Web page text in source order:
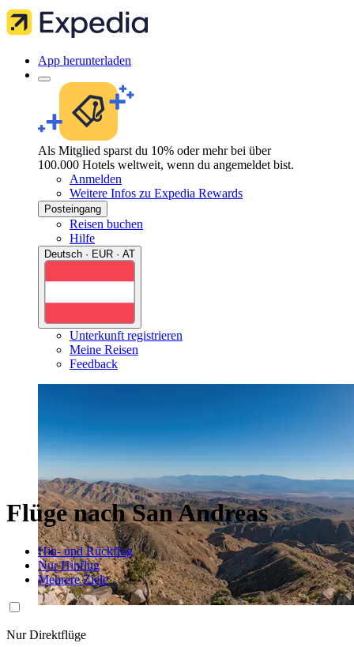
App herunterladen
Als Mitglied sparst du 10% oder mehr bei über
100.000 Hotels weltweit, wenn du angemeldet bist.
Anmelden
Weitere Infos zu Expedia Rewards
Posteingang
Reisen buchen
Hilfe
Deutsch · EUR · AT
Unterkunft registrieren
Meine Reisen
Feedback
Flüge nach San Andreas
Hin- und Rückflug
Nur Hinflug
Mehrere Ziele
Nur Direktflüge